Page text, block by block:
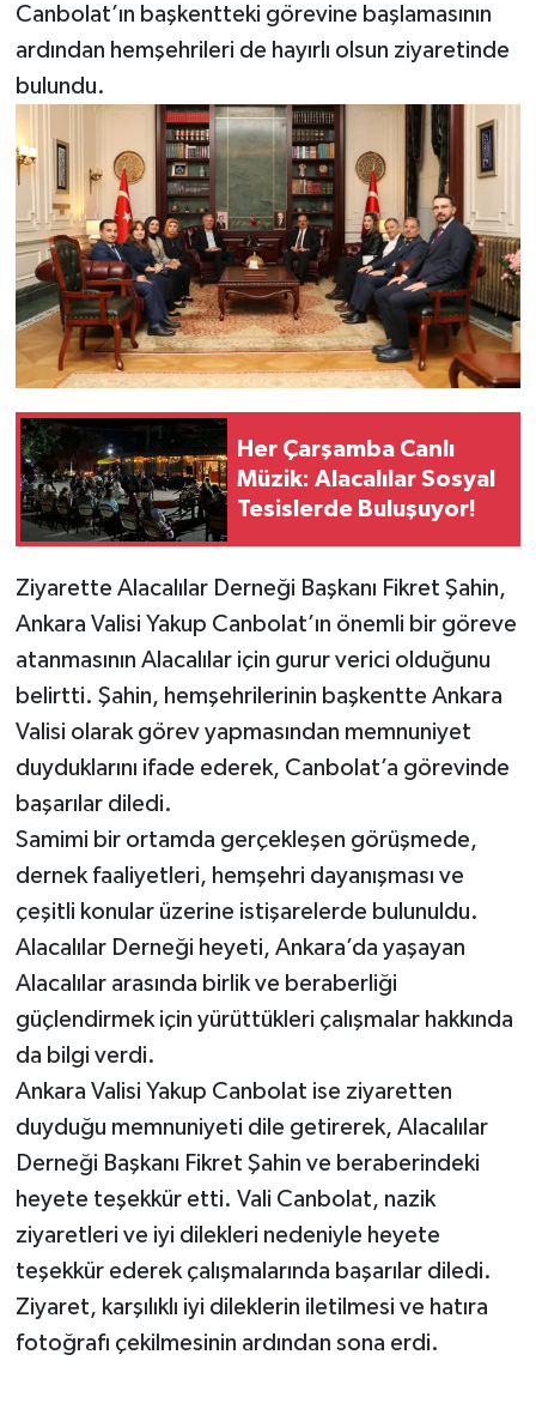
Canbolat’ın başkentteki görevine başlamasının
ardından hemşehrileri de hayırlı olsun ziyaretinde
bulundu.
Her Çarşamba Canlı
Müzik: Alacalılar Sosyal
Tesislerde Buluşuyor!
Ziyarette Alacalılar Derneği Başkanı Fikret Şahin,
Ankara Valisi Yakup Canbolat’ın önemli bir göreve
atanmasının Alacalılar için gurur verici olduğunu
belirtti. Şahin, hemşehrilerinin başkentte Ankara
Valisi olarak görev yapmasından memnuniyet
duyduklarını ifade ederek, Canbolat’a görevinde
başarılar diledi.
Samimi bir ortamda gerçekleşen görüşmede,
dernek faaliyetleri, hemşehri dayanışması ve
çeşitli konular üzerine istişarelerde bulunuldu.
Alacalılar Derneği heyeti, Ankara’da yaşayan
Alacalılar arasında birlik ve beraberliği
güçlendirmek için yürüttükleri çalışmalar hakkında
da bilgi verdi.
Ankara Valisi Yakup Canbolat ise ziyaretten
duyduğu memnuniyeti dile getirerek, Alacalılar
Derneği Başkanı Fikret Şahin ve beraberindeki
heyete teşekkür etti. Vali Canbolat, nazik
ziyaretleri ve iyi dilekleri nedeniyle heyete
teşekkür ederek çalışmalarında başarılar diledi.
Ziyaret, karşılıklı iyi dileklerin iletilmesi ve hatıra
fotoğrafı çekilmesinin ardından sona erdi.